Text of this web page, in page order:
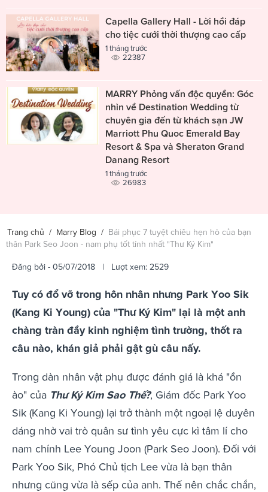
Capella Gallery Hall - Lời hồi đáp
cho tiệc cưới thời thượng cao cấp
1 tháng trước
22387
MARRY Phỏng vấn độc quyền: Góc
nhìn về Destination Wedding từ
chuyên gia đến từ khách sạn JW
Marriott Phu Quoc Emerald Bay
Resort & Spa và Sheraton Grand
Danang Resort
1 tháng trước
26983
Trang chủ / Marry Blog / Bái phục 7 tuyệt chiêu hẹn hò của bạn
thân Park Seo Joon - nam phụ tốt tính nhất "Thư Ký Kim"
Đăng bởi - 05/07/2018 | Lượt xem: 2529
Tuy có đổ vỡ trong hôn nhân nhưng Park Yoo Sik
(Kang Ki Young) của "Thư Ký Kim" lại là một anh
chàng tràn đầy kinh nghiệm tình trường, thốt ra
câu nào, khán giả phải gật gù câu nấy.
Trong dàn nhân vật phụ được đánh giá là khá "ồn
ào" của Thư Ký Kim Sao Thế?, Giám đốc Park Yoo
Sik (Kang Ki Young) lại trở thành một ngoại lệ duyên
dáng nhờ vai trò quân sư tình yêu cực kì tâm lí cho
nam chính Lee Young Joon (Park Seo Joon). Đối với
Park Yoo Sik, Phó Chủ tịch Lee vừa là bạn thân
nhưng cũng vừa là sếp của anh. Thế nên chắc chắn,